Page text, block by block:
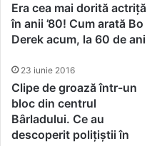
Era cea mai dorită actriță
în anii ’80! Cum arată Bo
Derek acum, la 60 de ani
23 iunie 2016
Clipe de groază într-un
bloc din centrul
Bârladului. Ce au
descoperit polițiștii în